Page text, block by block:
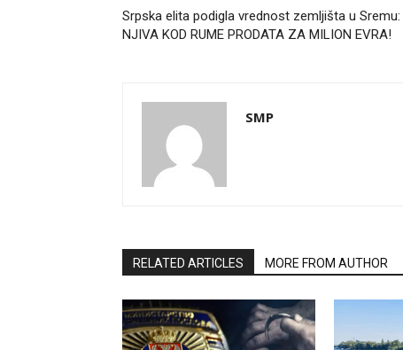
Srpska elita podigla vrednost zemljišta u Sremu:
NJIVA KOD RUME PRODATA ZA MILION EVRA!
SMP
RELATED ARTICLES MORE FROM AUTHOR